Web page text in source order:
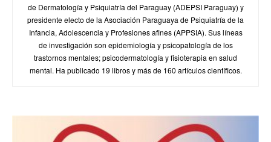
de Dermatología y Psiquiatría del Paraguay (ADEPSI Paraguay) y
presidente electo de la Asociación Paraguaya de Psiquiatría de la
Infancia, Adolescencia y Profesiones afines (APPSIA). Sus líneas
de investigación son epidemiología y psicopatología de los
trastornos mentales; psicodermatología y fisioterapia en salud
mental. Ha publicado 19 libros y más de 160 artículos científicos.